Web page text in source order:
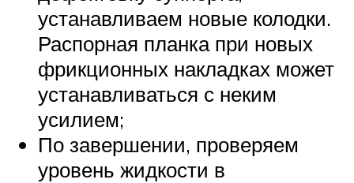
устанавливаем новые колодки.
Распорная планка при новых
фрикционных накладках может
устанавливаться с неким
усилием;
По завершении, проверяем
уровень жидкости в